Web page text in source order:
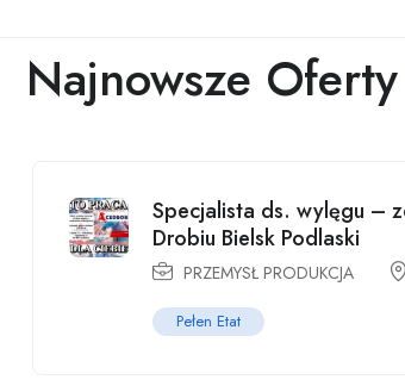
Najnowsze
Specjalista ds. wylęgu –
Drobiu Bielsk Podlaski
PRZEMYSŁ PRODUKCJA
Pełen Etat